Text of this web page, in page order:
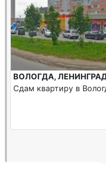
ВОЛОГДА,
Сдам квартиру в